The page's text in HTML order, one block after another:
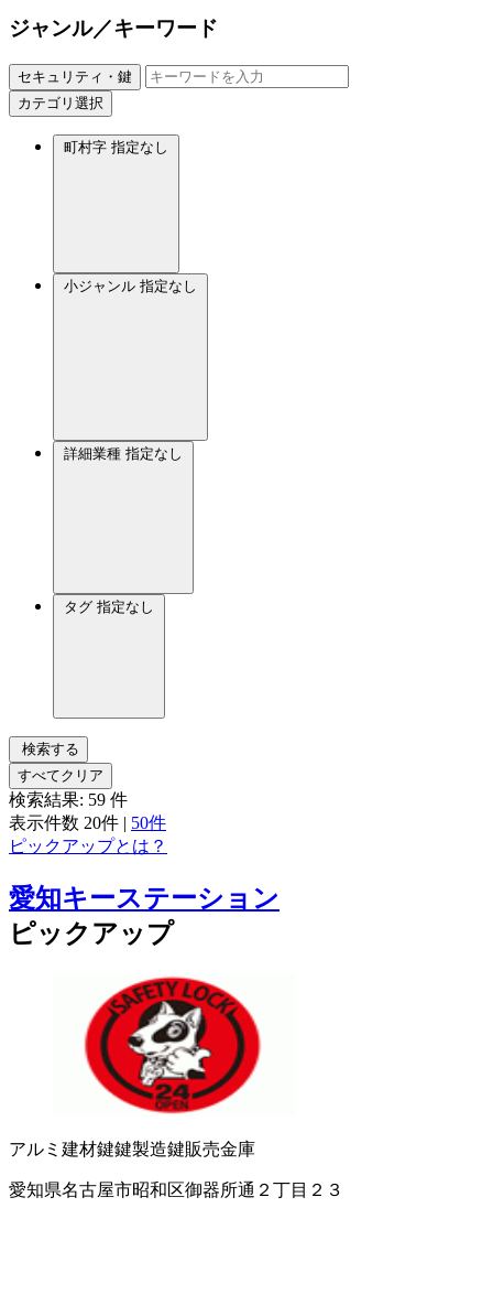
ジャンル／キーワード
セキュリティ・鍵
カテゴリ選択
町村字 指定なし
小ジャンル 指定なし
詳細業種 指定なし
タグ 指定なし
検索する
すべてクリア
検索結果: 59 件
表示件数 20件 | 50件
ピックアップとは？
愛知キーステーション
ピックアップ
アルミ建材鍵鍵製造鍵販売金庫
愛知県名古屋市昭和区御器所通２丁目２３